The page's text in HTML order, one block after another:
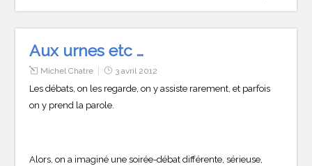
Aux urnes etc …
Michel Chatre 3 avril 2012
Les débats, on les regarde, on y assiste rarement, et parfois
on y prend la parole.
Alors, on a imaginé une soirée-débat différente, sérieuse,